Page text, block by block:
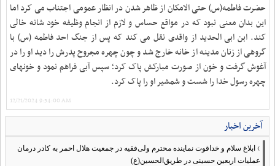
حضرت فاطمه(س) حتی الامکان از ظاهر شدن در انظار عمومی اجتناب می کرد اما
این بدان معنی نبود که در مواقع حساس و لازم از انجام وظیفه خود شانه خالی
کند. ابن ابی الحدید از واقدی نقل می کند که پس از جنگ احد فاطمه (س) با
گروهی از زنان مدینه از خانه خارج شد و چون چهره مجروح پدرش را دید او را در
آغوش گرفت و خون از صورت مبارکش پاک کرد؛ سپس آبی فراهم نمود و خونهای
چهره رسول خدا را شست و شمشیر او را پاک کرد.
12/21/2024 9:54:00 AM
آخرین اخبار
› ابلاغ سلام و خداقوت نماینده محترم ولی‌فقیه در جمعیت هلال احمر به کادر درمان
عملیات اربعین حسینی در طریق‌الحسین(ع)